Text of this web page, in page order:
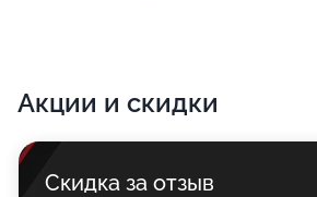
Акции и скидки
Скидка за отзыв